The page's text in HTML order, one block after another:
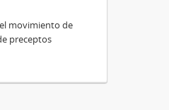
movimiento de
preceptos